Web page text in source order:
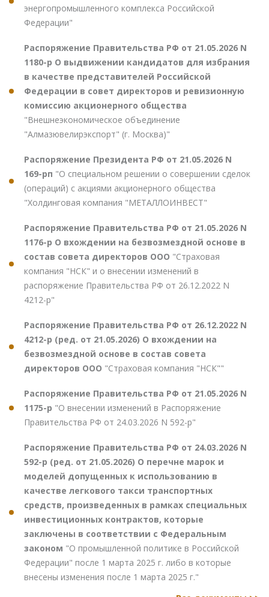
энергопромышленного комплекса Российской
Федерации"
Распоряжение Правительства РФ от 21.05.2026 N
1180-р О выдвижении кандидатов для избрания
в качестве представителей Российской
Федерации в совет директоров и ревизионную
комиссию акционерного общества
"Внешнеэкономическое объединение
"Алмазювелирэкспорт" (г. Москва)"
Распоряжение Президента РФ от 21.05.2026 N
169-рп "О специальном решении о совершении сделок
(операций) с акциями акционерного общества
"Холдинговая компания "МЕТАЛЛОИНВЕСТ"
Распоряжение Правительства РФ от 21.05.2026 N
1176-р О вхождении на безвозмездной основе в
состав совета директоров ООО "Страховая
компания "НСК" и о внесении изменений в
распоряжение Правительства РФ от 26.12.2022 N
4212-р"
Распоряжение Правительства РФ от 26.12.2022 N
4212-р (ред. от 21.05.2026) О вхождении на
безвозмездной основе в состав совета
директоров ООО "Страховая компания "НСК""
Распоряжение Правительства РФ от 21.05.2026 N
1175-р "О внесении изменений в Распоряжение
Правительства РФ от 24.03.2026 N 592-р"
Распоряжение Правительства РФ от 24.03.2026 N
592-р (ред. от 21.05.2026) О перечне марок и
моделей допущенных к использованию в
качестве легкового такси транспортных
средств, произведенных в рамках специальных
инвестиционных контрактов, которые
заключены в соответствии с Федеральным
законом "О промышленной политике в Российской
Федерации" после 1 марта 2025 г. либо в которые
внесены изменения после 1 марта 2025 г."